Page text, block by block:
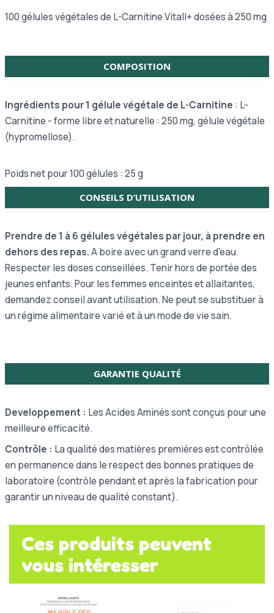
100 gélules végétales de L-Carnitine Vitall+ dosées à 250 mg
COMPOSITION
Ingrédients pour 1 gélule végétale de L-Carnitine : L-
Carnitine - forme libre et naturelle : 250 mg, gélule végétale
(hypromellose).
Poids net pour 100 gélules : 25 g
CONSEILS D’UTILISATION
Prendre de 1 à 6 gélules végétales par jour, à prendre en
dehors des repas.A boire avec un grand verre d'eau.
Respecter les doses conseillées. Tenir hors de portée des
jeunes enfants. Pour les femmes enceintes et allaitantes,
demandez conseil avant utilisation. Ne peut se substituer à
un régime alimentaire varié et à un mode de vie sain.
GARANTIE QUALITÉ
Developpement : Les Acides Aminés sont conçus pour une
meilleure efficacité.
Contrôle : La qualité des matières premières est contrôlée
en permanence dans le respect des bonnes pratiques de
laboratoire (contrôle pendant et après la fabrication pour
garantir un niveau de qualité constant).
Ces produits peuvent
vous intéresser